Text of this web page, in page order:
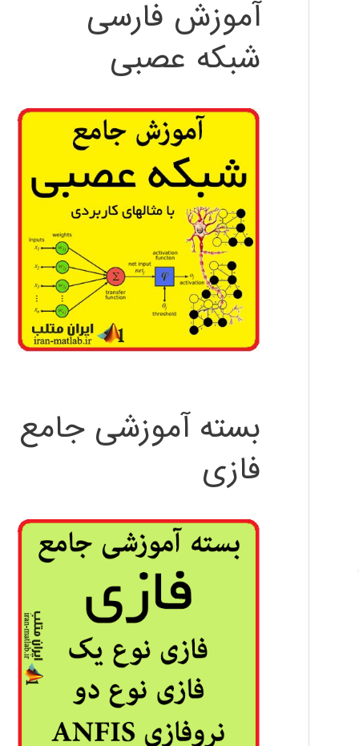
آموزش فارسی
شبکه عصبی
بسته آموزشی جامع
فازی